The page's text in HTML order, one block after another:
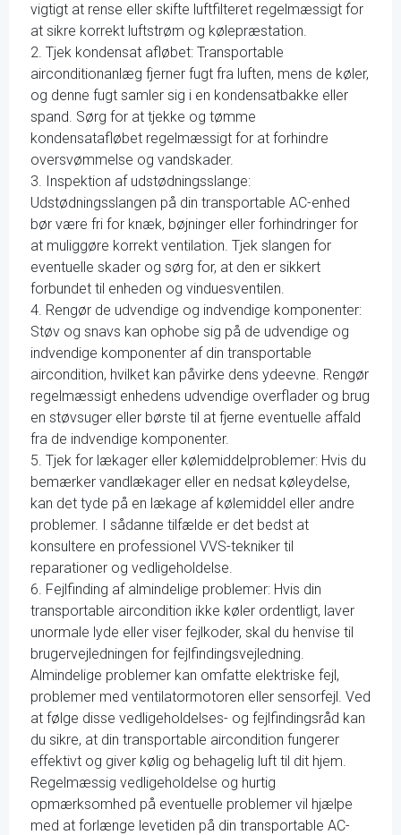
vigtigt at rense eller skifte luftfilteret regelmæssigt for
at sikre korrekt luftstrøm og kølepræstation.
2. Tjek kondensat afløbet: Transportable
airconditionanlæg fjerner fugt fra luften, mens de køler,
og denne fugt samler sig i en kondensatbakke eller
spand. Sørg for at tjekke og tømme
kondensatafløbet regelmæssigt for at forhindre
oversvømmelse og vandskader.
3. Inspektion af udstødningsslange:
Udstødningsslangen på din transportable AC-enhed
bør være fri for knæk, bøjninger eller forhindringer for
at muliggøre korrekt ventilation. Tjek slangen for
eventuelle skader og sørg for, at den er sikkert
forbundet til enheden og vinduesventilen.
4. Rengør de udvendige og indvendige komponenter:
Støv og snavs kan ophobe sig på de udvendige og
indvendige komponenter af din transportable
aircondition, hvilket kan påvirke dens ydeevne. Rengør
regelmæssigt enhedens udvendige overflader og brug
en støvsuger eller børste til at fjerne eventuelle affald
fra de indvendige komponenter.
5. Tjek for lækager eller kølemiddelproblemer: Hvis du
bemærker vandlækager eller en nedsat køleydelse,
kan det tyde på en lækage af kølemiddel eller andre
problemer. I sådanne tilfælde er det bedst at
konsultere en professionel VVS-tekniker til
reparationer og vedligeholdelse.
6. Fejlfinding af almindelige problemer: Hvis din
transportable aircondition ikke køler ordentligt, laver
unormale lyde eller viser fejlkoder, skal du henvise til
brugervejledningen for fejlfindingsvejledning.
Almindelige problemer kan omfatte elektriske fejl,
problemer med ventilatormotoren eller sensorfejl. Ved
at følge disse vedligeholdelses- og fejlfindingsråd kan
du sikre, at din transportable aircondition fungerer
effektivt og giver kølig og behagelig luft til dit hjem.
Regelmæssig vedligeholdelse og hurtig
opmærksomhed på eventuelle problemer vil hjælpe
med at forlænge levetiden på din transportable AC-